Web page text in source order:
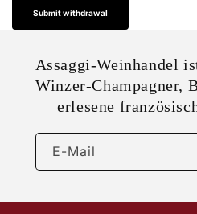
Submit withdrawal
Assaggi-Weinhandel
Winzer-Champagner,
erlesene
E-Mail